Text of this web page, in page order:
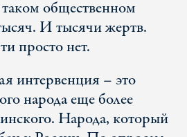
общественном
И тысячи жертв.
просто нет.
интервенция – это
народа еще более
Народа, который